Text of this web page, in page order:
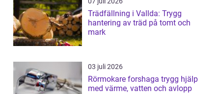
Trädfällning i Vallda: Trygg
hantering av träd på tomt och
mark
03 juli 2026
Rörmokare forshaga trygg hjälp
med värme, vatten och avlopp